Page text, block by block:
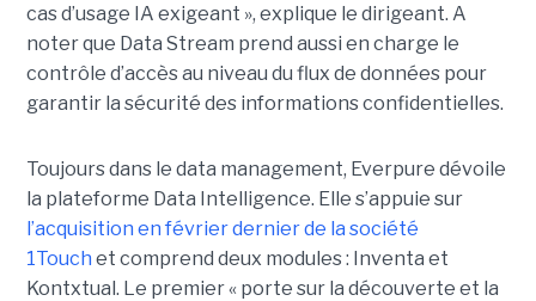
cas d’usage IA exigeant », explique le dirigeant. A
noter que Data Stream prend aussi en charge le
contrôle d’accès au niveau du flux de données pour
garantir la sécurité des informations confidentielles.
Toujours dans le data management, Everpure dévoile
la plateforme Data Intelligence. Elle s’appuie sur
l’acquisition en février dernier de la société
1Touch et comprend deux modules : Inventa et
Kontxtual. Le premier « porte sur la découverte et la